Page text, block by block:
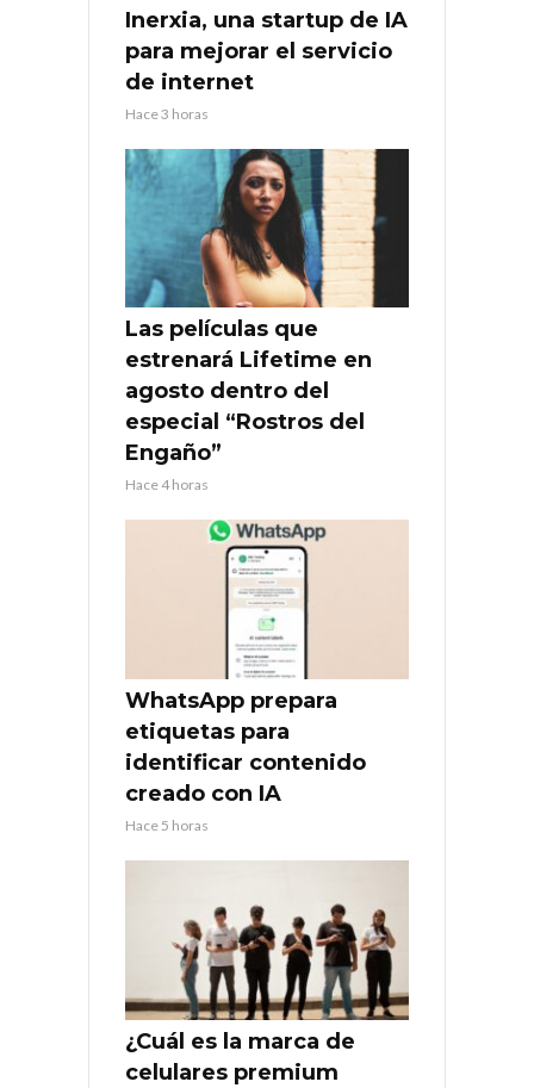
Inerxia, una startup de IA
para mejorar el servicio
de internet
Hace 3 horas
Las películas que
estrenará Lifetime en
agosto dentro del
especial “Rostros del
Engaño”
Hace 4 horas
WhatsApp prepara
etiquetas para
identificar contenido
creado con IA
Hace 5 horas
¿Cuál es la marca de
celulares premium